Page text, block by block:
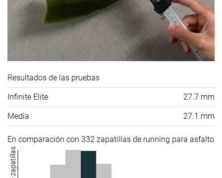
Resultados de las pruebas
Infinite Elite 27.7 mm
Media 27.1 mm
En comparación con 332 zapatillas de running para asfalto